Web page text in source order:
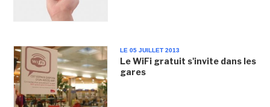
LE 05 JUILLET 2013
Le WiFi gratuit s'invite dans les
gares